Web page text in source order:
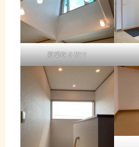
新築吹き抜け